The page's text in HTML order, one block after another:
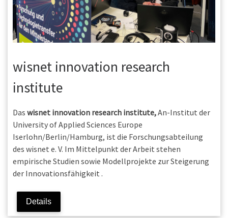
wisnet innovation research
institute
Das wisnet innovation research institute,An-Institut der
University of Applied Sciences Europe
Iserlohn/Berlin/Hamburg, ist die Forschungsabteilung
des wisnet e. V. Im Mittelpunkt der Arbeit stehen
empirische Studien sowie Modellprojekte zur Steigerung
der Innovationsfähigkeit .
Details